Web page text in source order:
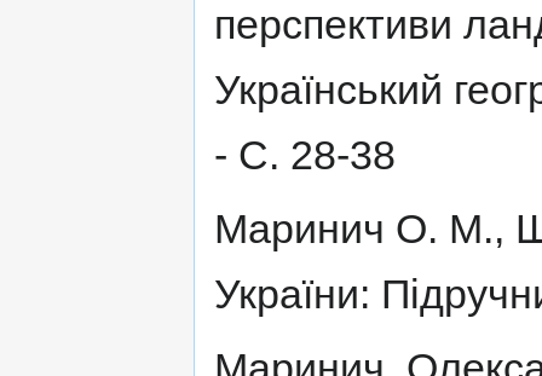
перспективи
Український
- С. 28-38
Маринич О. М.,
України: